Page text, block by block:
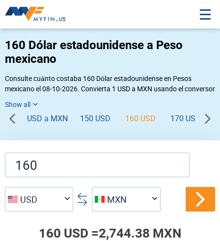
160 Dólar estadounidense a Peso
mexicano
Consulte cuánto costaba 160 Dólar estadounidense en Pesos
mexicano el 08-10-2026. Convierta 1 USD a MXN usando el conversor
vaya a «MXN USD
USD a MXN 150 USD 160 USD 170 USD
USD MXN
160 USD =2,744.38 MXN